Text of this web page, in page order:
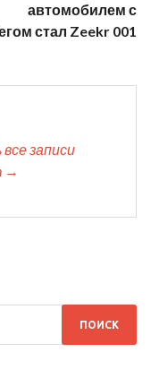
автомобилем с
стал Zeekr 001
записи
→